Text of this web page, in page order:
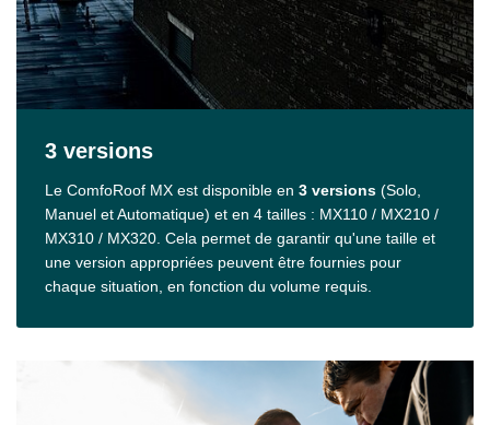
3 versions
Le ComfoRoof MX est disponible en3 versions (Solo,
Manuel et Automatique) et en 4 tailles : MX110 / MX210 /
MX310 / MX320. Cela permet de garantir qu'une taille et
une version appropriées peuvent être fournies pour
chaque situation, en fonction du volume requis.